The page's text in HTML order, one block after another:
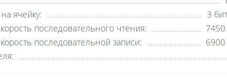
ячейку:
3
последовательного чтения:
последовательной записи: